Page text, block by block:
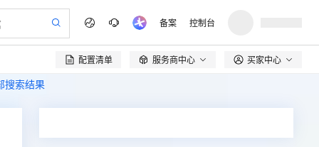
搜索结果
备案 控制台
配置清单  服务商中心 买家中心